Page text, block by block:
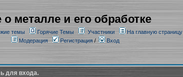
о металле и его обработке
темы Горячие Темы Участники
На главную страницу
Модерация
Регистрация/ Вход
для входа.